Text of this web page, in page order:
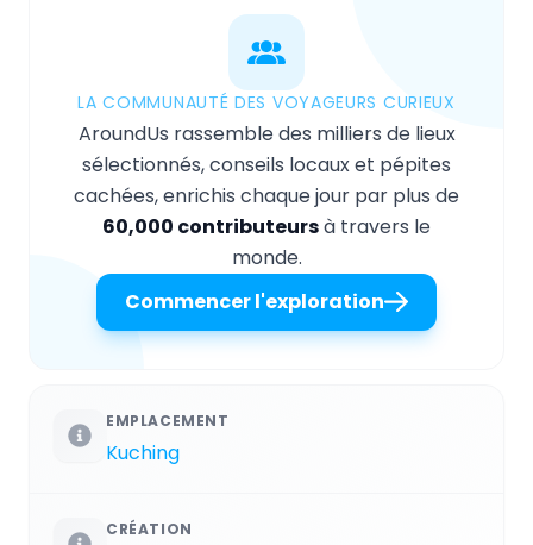
LA COMMUNAUTÉ DES VOYAGEURS CURIEUX
AroundUs rassemble des milliers de lieux
sélectionnés, conseils locaux et pépites
cachées, enrichis chaque jour par plus de
60,000 contributeursà travers le
monde.
Commencer l'exploration
EMPLACEMENT
Kuching
CRÉATION